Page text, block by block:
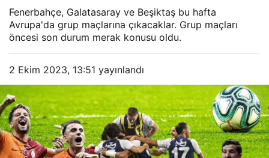
Fenerbahçe, Galatasaray ve Beşiktaş bu hafta
Avrupa'da grup maçlarına çıkacaklar. Grup maçları
öncesi son durum merak konusu oldu.
2 Ekim 2023, 13:51 yayınlandı